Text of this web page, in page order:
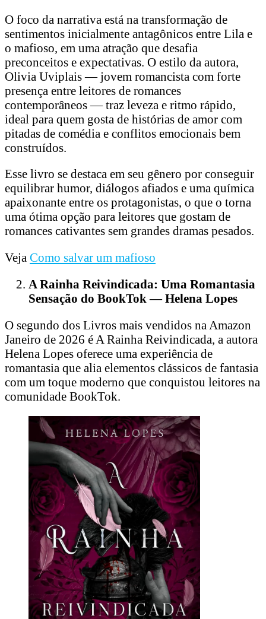
O foco da narrativa está na transformação de
sentimentos inicialmente antagônicos entre Lila e
o mafioso, em uma atração que desafia
preconceitos e expectativas. O estilo da autora,
Olivia Uviplais — jovem romancista com forte
presença entre leitores de romances
contemporâneos — traz leveza e ritmo rápido,
ideal para quem gosta de histórias de amor com
pitadas de comédia e conflitos emocionais bem
construídos.
Esse livro se destaca em seu gênero por conseguir
equilibrar humor, diálogos afiados e uma química
apaixonante entre os protagonistas, o que o torna
uma ótima opção para leitores que gostam de
romances cativantes sem grandes dramas pesados.
Veja Como salvar um mafioso
A Rainha Reivindicada: Uma Romantasia
Sensação do BookTok — Helena Lopes
O segundo dos Livros mais vendidos na Amazon
Janeiro de 2026 é A Rainha Reivindicada, a autora
Helena Lopes oferece uma experiência de
romantasia que alia elementos clássicos de fantasia
com um toque moderno que conquistou leitores na
comunidade BookTok.